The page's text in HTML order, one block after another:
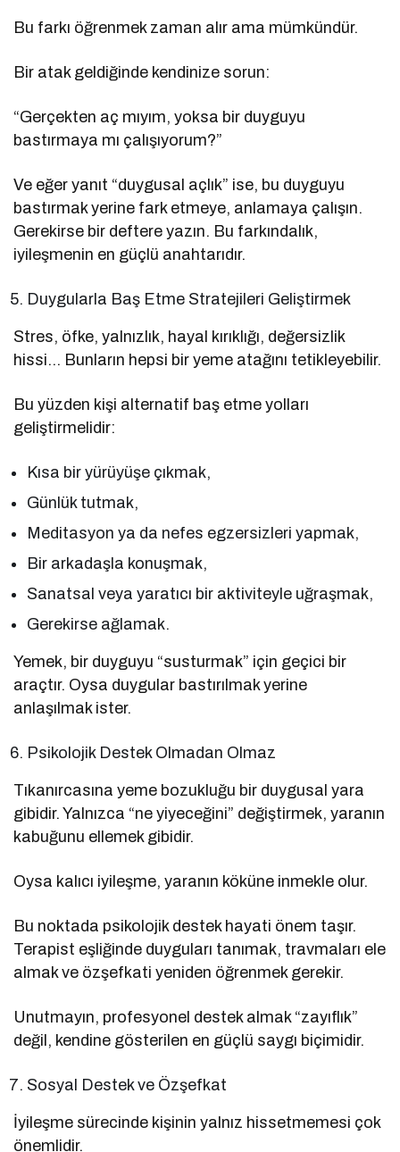
Bu farkı öğrenmek zaman alır ama mümkündür.
Bir atak geldiğinde kendinize sorun:
“Gerçekten aç mıyım, yoksa bir duyguyu
bastırmaya mı çalışıyorum?”
Ve eğer yanıt “duygusal açlık” ise, bu duyguyu
bastırmak yerine fark etmeye, anlamaya çalışın.
Gerekirse bir deftere yazın. Bu farkındalık,
iyileşmenin en güçlü anahtarıdır.
Duygularla Baş Etme Stratejileri Geliştirmek
Stres, öfke, yalnızlık, hayal kırıklığı, değersizlik
hissi… Bunların hepsi bir yeme atağını tetikleyebilir.
Bu yüzden kişi alternatif baş etme yolları
geliştirmelidir:
Kısa bir yürüyüşe çıkmak,
Günlük tutmak,
Meditasyon ya da nefes egzersizleri yapmak,
Bir arkadaşla konuşmak,
Sanatsal veya yaratıcı bir aktiviteyle uğraşmak,
Gerekirse ağlamak.
Yemek, bir duyguyu “susturmak” için geçici bir
araçtır. Oysa duygular bastırılmak yerine
anlaşılmak ister.
Psikolojik Destek Olmadan Olmaz
Tıkanırcasına yeme bozukluğu bir duygusal yara
gibidir. Yalnızca “ne yiyeceğini” değiştirmek, yaranın
kabuğunu ellemek gibidir.
Oysa kalıcı iyileşme, yaranın köküne inmekle olur.
Bu noktada psikolojik destek hayati önem taşır.
Terapist eşliğinde duyguları tanımak, travmaları ele
almak ve özşefkati yeniden öğrenmek gerekir.
Unutmayın, profesyonel destek almak “zayıflık”
değil, kendine gösterilen en güçlü saygı biçimidir.
Sosyal Destek ve Özşefkat
İyileşme sürecinde kişinin yalnız hissetmemesi çok
önemlidir.